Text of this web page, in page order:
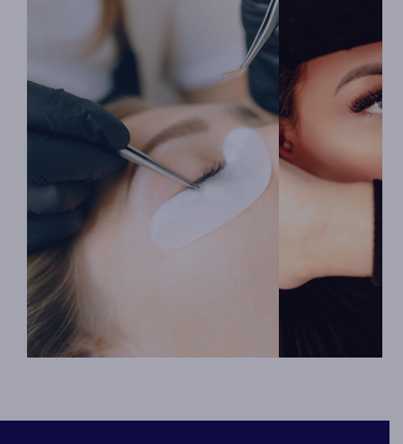
d’extension de cils en “cil à cil”.
comme son nom